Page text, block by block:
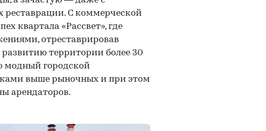
реставрации. С коммерческой
квартала «Рассвет», где
отреставрировав
развитию территории более 30
модный городской
выше рыночных и при этом
арендаторов.